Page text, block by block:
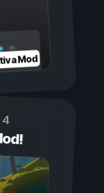
Mod